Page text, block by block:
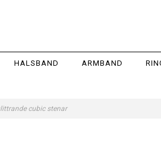
HALSBAND ARMBAND
cubic stenar